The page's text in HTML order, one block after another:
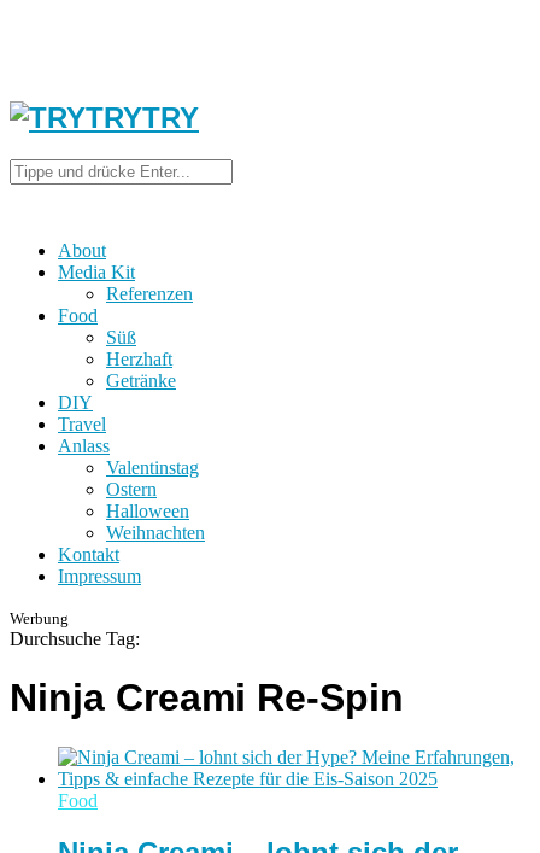
About
Media Kit
Referenzen
Food
Süß
Herzhaft
Getränke
DIY
Travel
Anlass
Valentinstag
Ostern
Halloween
Weihnachten
Kontakt
Impressum
Werbung
Durchsuche Tag:
Ninja Creami Re-Spin
Food